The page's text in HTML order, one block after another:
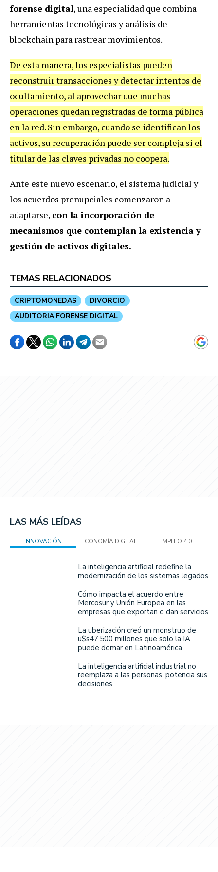
forense digital, una especialidad que combina
herramientas tecnológicas y análisis de
blockchain para rastrear movimientos.
De esta manera, los especialistas pueden
reconstruir transacciones y detectar intentos de
ocultamiento, al aprovechar que muchas
operaciones quedan registradas de forma pública
en la red. Sin embargo, cuando se identifican los
activos, su recuperación puede ser compleja si el
titular de las claves privadas no coopera.
Ante este nuevo escenario, el sistema judicial y
los acuerdos prenupciales comenzaron a
adaptarse, con la incorporación de
mecanismos que contemplan la existencia y
gestión de activos digitales.
TEMAS RELACIONADOS
CRIPTOMONEDAS
DIVORCIO
AUDITORIA FORENSE DIGITAL
LAS MÁS LEÍDAS
INNOVACIÓN ECONOMÍA DIGITAL EMPLEO 4.0
La inteligencia artificial redefine la
modernización de los sistemas legados
Cómo impacta el acuerdo entre
Mercosur y Unión Europea en las
empresas que exportan o dan servicios
La uberización creó un monstruo de
u$s47.500 millones que solo la IA
puede domar en Latinoamérica
La inteligencia artificial industrial no
reemplaza a las personas, potencia sus
decisiones